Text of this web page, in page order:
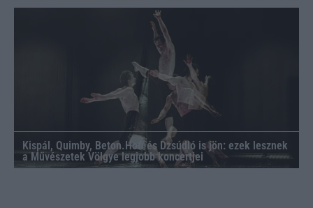
Kispál, Quimby, Beton.Hofi és Dzsúdló is jön: ezek lesznek
a Művészetek Völgye legjobb koncertjei